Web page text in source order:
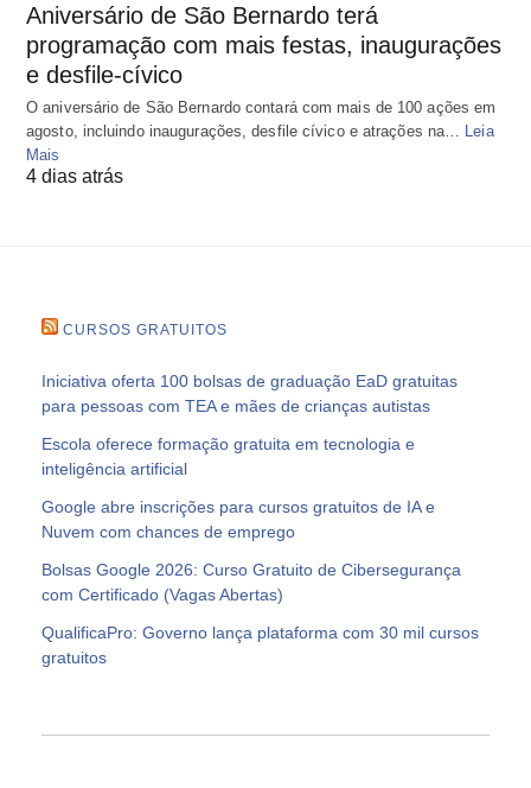
Aniversário de São Bernardo terá
programação com mais festas, inaugurações
e desfile-cívico
O aniversário de São Bernardo contará com mais de 100 ações em
agosto, incluindo inaugurações, desfile cívico e atrações na…
Leia
Mais
4 dias atrás
CURSOS GRATUITOS
Iniciativa oferta 100 bolsas de graduação EaD gratuitas
para pessoas com TEA e mães de crianças autistas
Escola oferece formação gratuita em tecnologia e
inteligência artificial
Google abre inscrições para cursos gratuitos de IA e
Nuvem com chances de emprego
Bolsas Google 2026: Curso Gratuito de Cibersegurança
com Certificado (Vagas Abertas)
QualificaPro: Governo lança plataforma com 30 mil cursos
gratuitos